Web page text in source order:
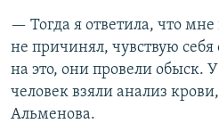
— Тогда я ответила, что
не причинял, чувствую
на это, они провели обыск.
человек взяли анализ
Альменова.